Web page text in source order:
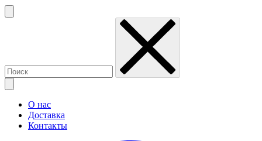
О нас
Доставка
Контакты